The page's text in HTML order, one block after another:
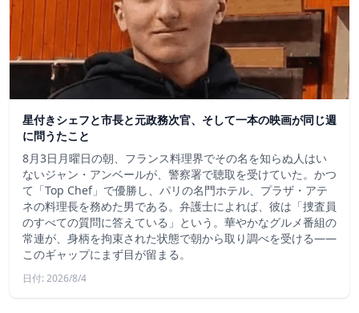
星付きシェフと市長と元政務次官、そして一本の映画が同じ週
に問うたこと
8月3日月曜日の朝、フランス料理界でその名を知らぬ人はい
ないジャン・アンベールが、警察署で聴取を受けていた。かつ
て「Top Chef」で優勝し、パリの名門ホテル、プラザ・アテ
ネの料理長を務めた男である。弁護士によれば、彼は「捜査員
のすべての質問に答えている」という。華やかなグルメ番組の
常連が、身柄を拘束された状態で朝から取り調べを受ける――
このギャップにまず目が留まる。
日付: 2026/8/4